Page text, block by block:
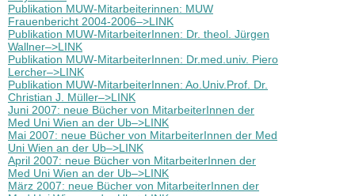
Publikation MUW-Mitarbeiterinnen: MUW
Frauenbericht 2004-2006–>LINK
Publikation MUW-MitarbeiterInnen: Dr. theol. Jürgen
Wallner–>LINK
Publikation MUW-MitarbeiterInnen: Dr.med.univ. Piero
Lercher–>LINK
Publikation MUW-MitarbeiterInnen: Ao.Univ.Prof. Dr.
Christian J. Müller–>LINK
Juni 2007: neue Bücher von MitarbeiterInnen der
Med Uni Wien an der Ub–>LINK
Mai 2007: neue Bücher von MitarbeiterInnen der Med
Uni Wien an der Ub–>LINK
April 2007: neue Bücher von MitarbeiterInnen der
Med Uni Wien an der Ub–>LINK
März 2007: neue Bücher von MitarbeiterInnen der